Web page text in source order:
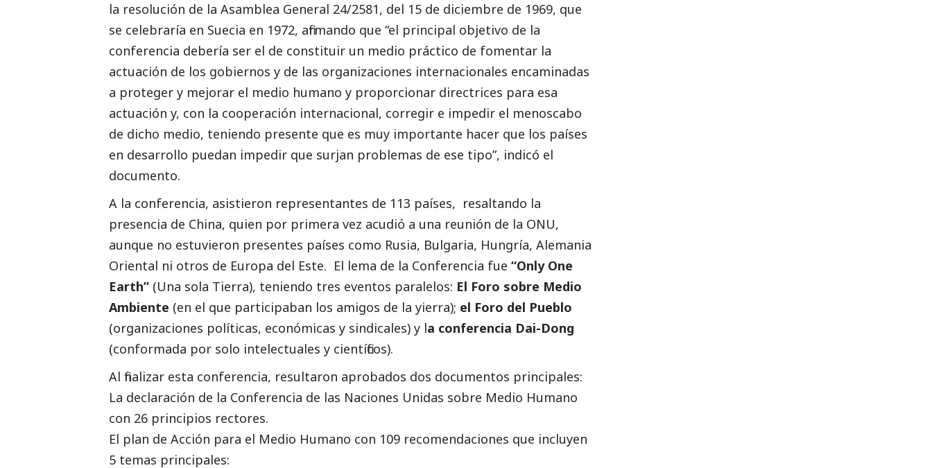
la resolución de la Asamblea General 24/2581, del 15 de diciembre de 1969, que
se celebraría en Suecia en 1972, afirmando que “el principal objetivo de la
conferencia debería ser el de constituir un medio práctico de fomentar la
actuación de los gobiernos y de las organizaciones internacionales encaminadas
a proteger y mejorar el medio humano y proporcionar directrices para esa
actuación y, con la cooperación internacional, corregir e impedir el menoscabo
de dicho medio, teniendo presente que es muy importante hacer que los países
en desarrollo puedan impedir que surjan problemas de ese tipo”, indicó el
documento.
A la conferencia, asistieron representantes de 113 países, resaltando la
presencia de China, quien por primera vez acudió a una reunión de la ONU,
aunque no estuvieron presentes países como Rusia, Bulgaria, Hungría, Alemania
Oriental ni otros de Europa del Este. El lema de la Conferencia fue “Only One
Earth” (Una sola Tierra), teniendo tres eventos paralelos: El Foro sobre Medio
Ambiente (en el que participaban los amigos de la yierra); el Foro del Pueblo
(organizaciones políticas, económicas y sindicales) y la conferencia Dai-Dong
(conformada por solo intelectuales y científicos).
Al finalizar esta conferencia, resultaron aprobados dos documentos principales:
La declaración de la Conferencia de las Naciones Unidas sobre Medio Humano
con 26 principios rectores.
El plan de Acción para el Medio Humano con 109 recomendaciones que incluyen
5 temas principales: